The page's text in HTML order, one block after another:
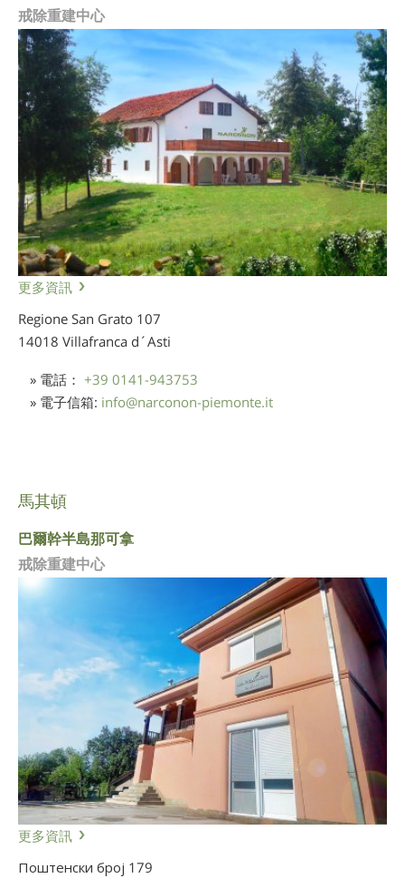
戒除重建中心
更多資訊
Regione San Grato 107
14018 Villafranca d´Asti
» 電話： +39 0141-943753
» 電子信箱: info@narconon-piemonte.it
馬其頓
巴爾幹半島那可拿
戒除重建中心
更多資訊
Поштенски број 179